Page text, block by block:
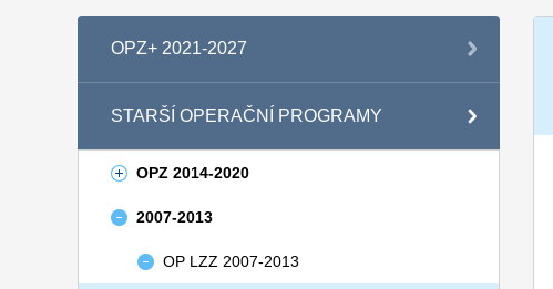
OPZ+ 2021-2027
STARŠÍ OPERAČNÍ PROGRAMY
OPZ 2014-2020
2007-2013
OP LZZ 2007-2013